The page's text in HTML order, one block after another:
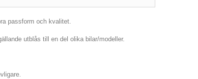
passform och kvalitet.
utblås till en del olika bilar/modeller.